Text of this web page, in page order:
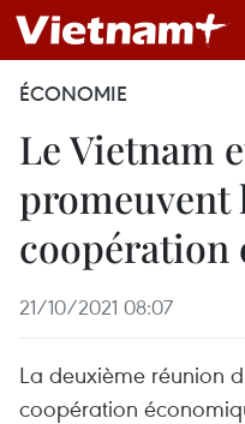
ÉCONOMIE
Le Vietnam
promeuvent
coopération
21/10/2021 08:07
La deuxième réunion
coopération